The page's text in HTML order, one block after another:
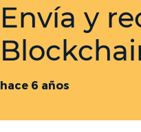
Envía y
hace 6 años